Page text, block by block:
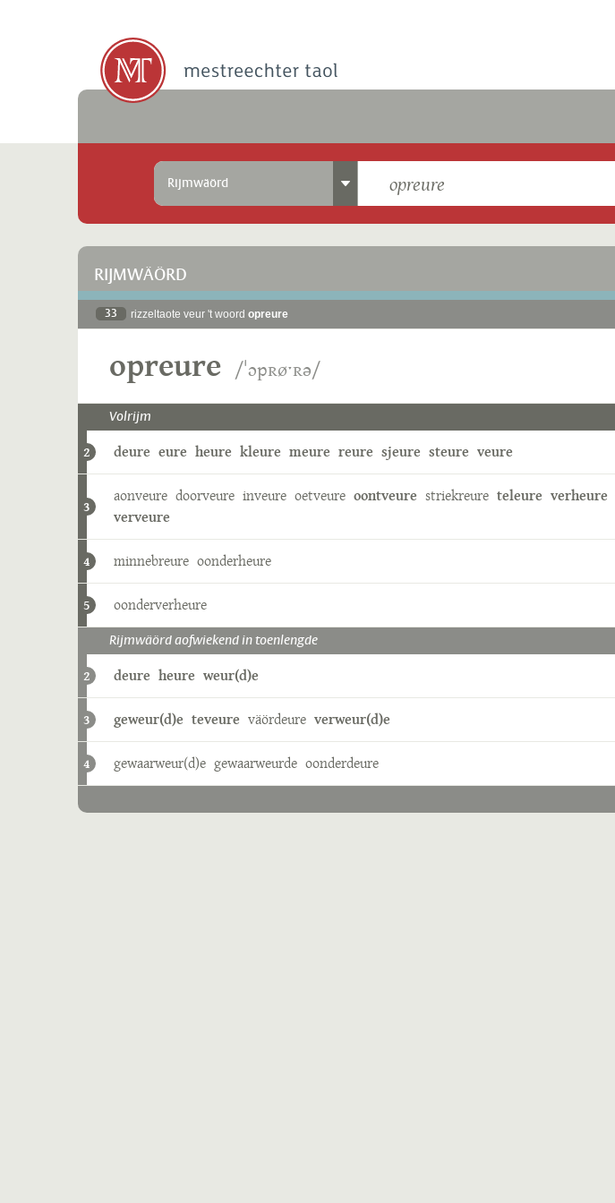
Rijmwäörd
RIJMWÄÖRD
33 rizzeltaote veur 't woord opreure
opreure /ˈɔpʀøˑʀə/
Volrijm
2 deure eure heure kleure meure reure sjeure steure veure
3
aonveure doorveure inveure oetveure oontveure striekreure teleure verheure
verveure
4 minnebreure oonderheure
5 oonderverheure
Rijmwäörd aofwiekend in toenlengde
2 deure heure weur(d)e
3 geweur(d)e teveure väördeure verweur(d)e
4 gewaarweur(d)e gewaarweurde oonderdeure